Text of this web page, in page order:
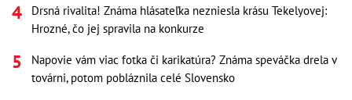
Drsná rivalita! Známa hlásateľka nezniesla krásu Tekelyovej:
Hrozné, čo jej spravila na konkurze
Napovie vám viac fotka či karikatúra? Známa speváčka drela v
továrni, potom pobláznila celé Slovensko